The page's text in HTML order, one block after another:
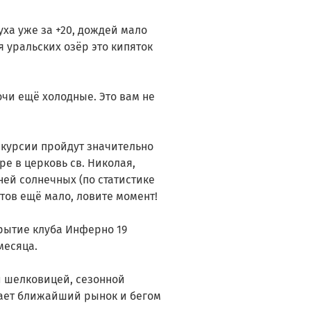
уже за +20, дождей мало
озёр это кипяток
ещё холодные. Это вам не
пройдут значительно
в церковь св. Николая,
солнечных (по статистике
ещё мало, ловите момент!
клуба Инферно 19
сезонной
ближайший рынок и бегом